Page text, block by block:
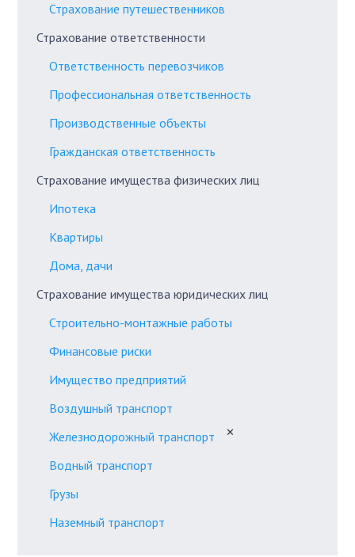
Страхование путешественников
Страхование ответственности
Ответственность перевозчиков
Профессиональная ответственность
Производственные объекты
Гражданская ответственность
Страхование имущества физических лиц
Ипотека
Квартиры
Дома, дачи
Страхование имущества юридических лиц
Строительно-монтажные работы
Финансовые риски
Имущество предприятий
Воздушный транспорт
Железнодорожный транспорт
✕
Водный транспорт
Грузы
Наземный транспорт